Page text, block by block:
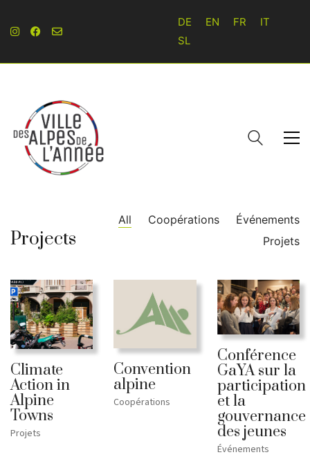
DE EN FR
IT
SL
Projects
All Coopérations
Événements
Projets
Climate
Action in
Alpine
Towns
Projets
Convention
alpine
Coopérations
Conférence
GaYA sur la
participation
et la
gouvernance
des jeunes
Événements